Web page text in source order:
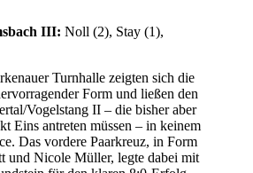
III:Noll (2), Stay (1),
Turnhalle zeigten sich die
Form und ließen den
Vogelstang II – die bisher aber
Eins antreten müssen – in keinem
Das vordere Paarkreuz, in Form
und Nicole Müller, legte dabei mit